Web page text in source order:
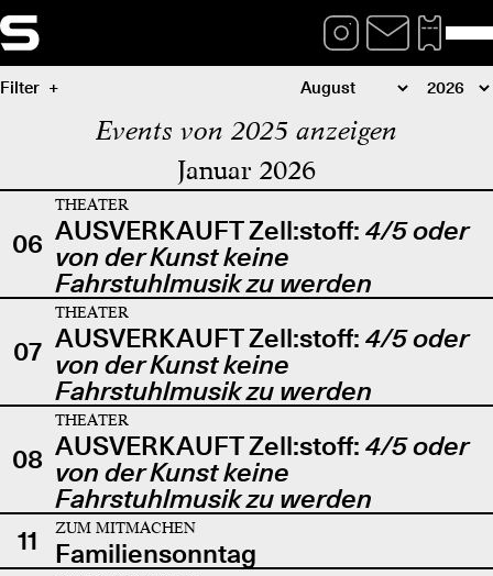
Filter
Events von 2025 anzeigen
Januar 2026
06
THEATER
AUSVERKAUFT Zell:stoff: 4/5 oder
von der Kunst keine
Fahrstuhlmusik zu werden
07
THEATER
AUSVERKAUFT Zell:stoff: 4/5 oder
von der Kunst keine
Fahrstuhlmusik zu werden
08
THEATER
AUSVERKAUFT Zell:stoff: 4/5 oder
von der Kunst keine
Fahrstuhlmusik zu werden
11
ZUM MITMACHEN
Familiensonntag